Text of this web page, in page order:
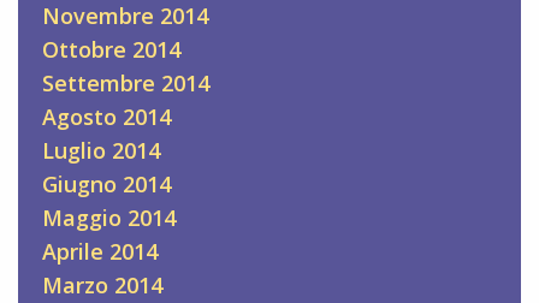
Novembre 2014
Ottobre 2014
Settembre 2014
Agosto 2014
Luglio 2014
Giugno 2014
Maggio 2014
Aprile 2014
Marzo 2014